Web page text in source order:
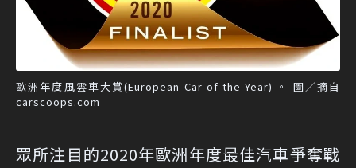
歐洲年度風雲車大賞(European Car of the Year) 。 圖／摘自
carscoops.com
眾所注目的2020年歐洲年度最佳汽車爭奪戰